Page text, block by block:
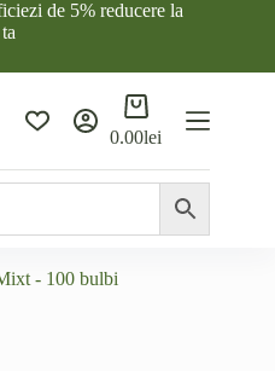
de 5% reducere la
Coș
de
cumpărături
0.00lei
- 100 bulbi